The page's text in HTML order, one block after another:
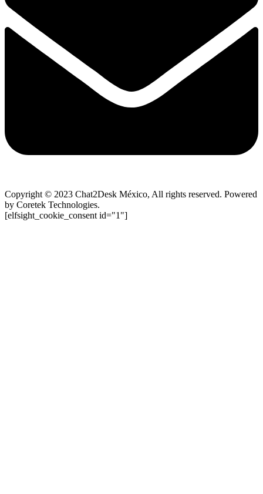
Copyright © 2023 Chat2Desk México, All rights reserved. Powered
by Coretek Technologies.
[elfsight_cookie_consent id="1"]